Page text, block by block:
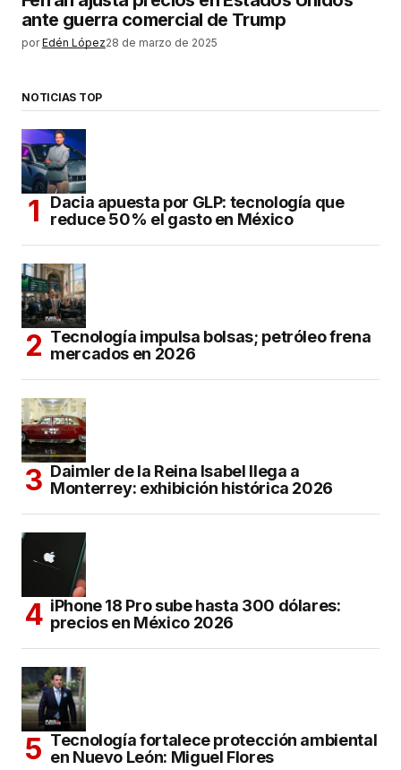
ante guerra comercial de Trump
por Edén López28 de marzo de 2025
NOTICIAS TOP
Dacia apuesta por GLP: tecnología que
reduce 50% el gasto en México
Tecnología impulsa bolsas; petróleo frena
mercados en 2026
Daimler de la Reina Isabel llega a
Monterrey: exhibición histórica 2026
iPhone 18 Pro sube hasta 300 dólares:
precios en México 2026
Tecnología fortalece protección ambiental
en Nuevo León: Miguel Flores